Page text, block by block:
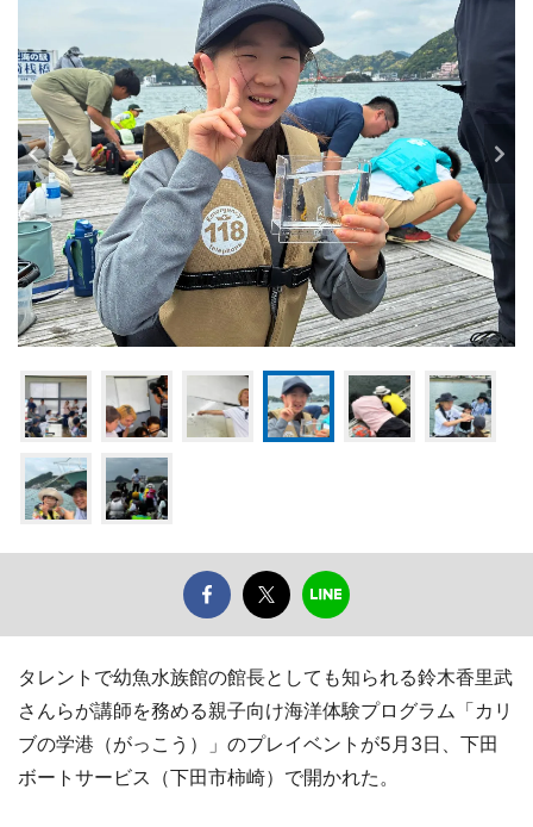
タレントで幼魚水族館の館長としても知られる鈴木香里武
さんらが講師を務める親子向け海洋体験プログラム「カリ
ブの学港（がっこう）」のプレイベントが5月3日、下田
ボートサービス（下田市柿崎）で開かれた。